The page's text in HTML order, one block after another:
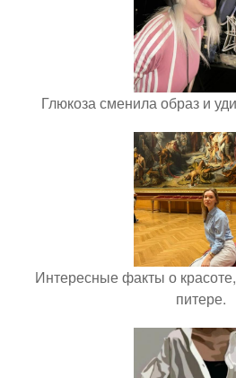
Глюкоза сменила образ и
Интересные факты о
питере.